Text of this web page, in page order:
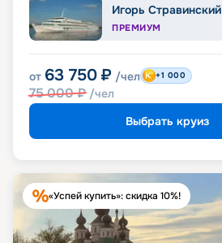
Игорь Стравинский
ПРЕМИУМ
от 63 750 ₽ /чел
75 000₽ /чел
+1 000
Выбрать круиз
«Успей купить»: скидка 10%!